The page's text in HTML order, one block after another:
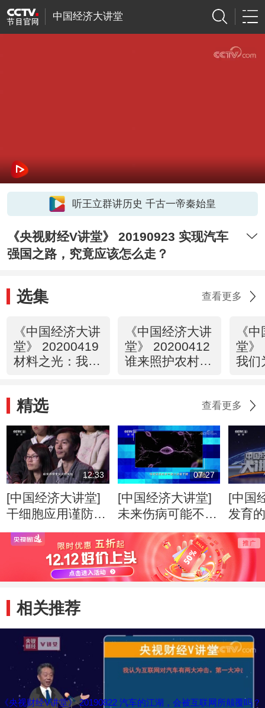
中国经济大讲堂
听王立群讲历史 千古一帝秦始皇
《央视财经V讲堂》 20190923 实现汽车
强国之路，究竟应该怎么走？
选集 查看更多
《中国经济大讲
堂》 20200419
材料之光：我们
《中国经济大讲
堂》 20200412
谁来照护农村老
《
堂》
我们
精选 查看更多
12:33
[中国经济大讲堂]
干细胞应用谨防走
火入魔
07:27
[中国经济大讲堂]
未来伤病可能不再
是困扰
[中国
发育
转
相关推荐
《央视财经V讲堂》 20190822 汽车的江湖，会被互联网所颠覆吗？